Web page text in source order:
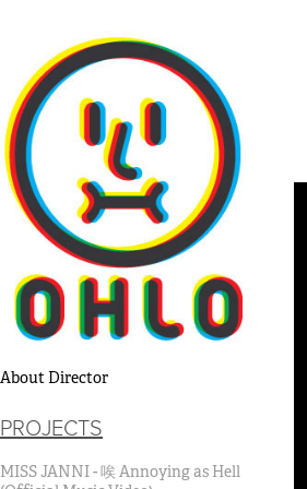
About Director
PROJECTS
MISS JANNI - 唉 Annoying as Hell